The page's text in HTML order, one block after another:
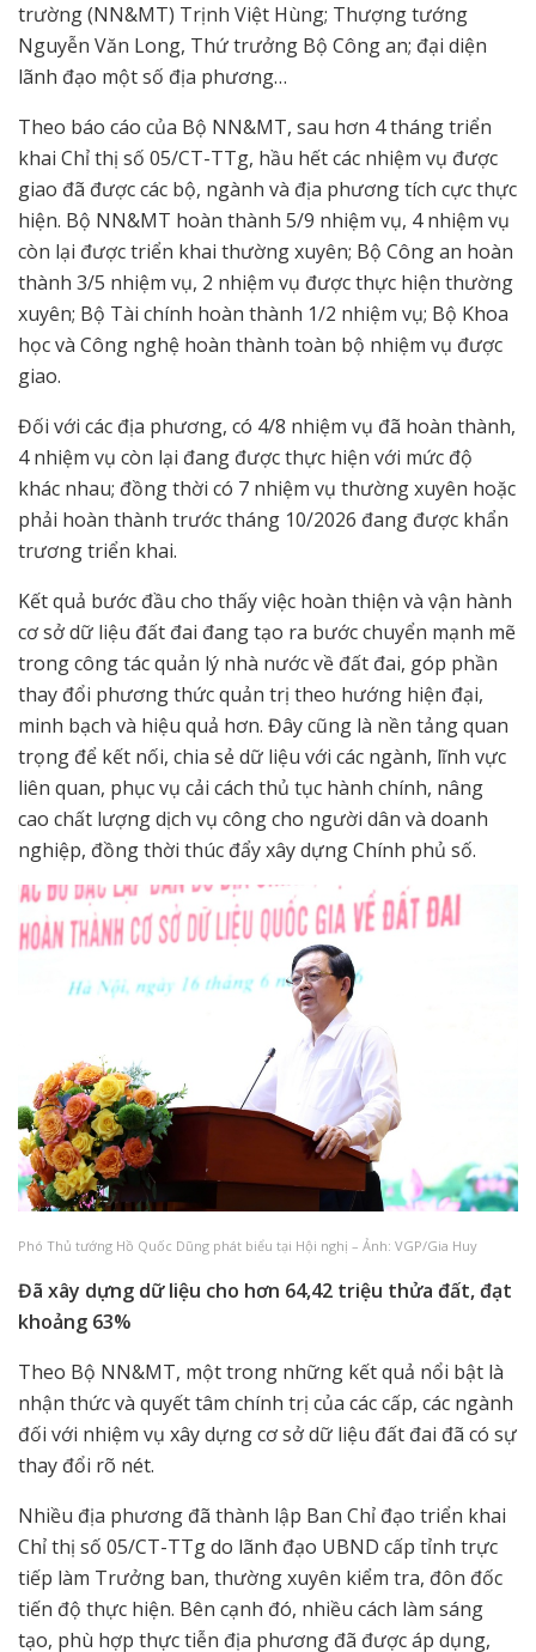
trường (NN&MT) Trịnh Việt Hùng; Thượng tướng
Nguyễn Văn Long, Thứ trưởng Bộ Công an; đại diện
lãnh đạo một số địa phương…
Theo báo cáo của Bộ NN&MT, sau hơn 4 tháng triển
khai Chỉ thị số 05/CT-TTg, hầu hết các nhiệm vụ được
giao đã được các bộ, ngành và địa phương tích cực thực
hiện. Bộ NN&MT hoàn thành 5/9 nhiệm vụ, 4 nhiệm vụ
còn lại được triển khai thường xuyên; Bộ Công an hoàn
thành 3/5 nhiệm vụ, 2 nhiệm vụ được thực hiện thường
xuyên; Bộ Tài chính hoàn thành 1/2 nhiệm vụ; Bộ Khoa
học và Công nghệ hoàn thành toàn bộ nhiệm vụ được
giao.
Đối với các địa phương, có 4/8 nhiệm vụ đã hoàn thành,
4 nhiệm vụ còn lại đang được thực hiện với mức độ
khác nhau; đồng thời có 7 nhiệm vụ thường xuyên hoặc
phải hoàn thành trước tháng 10/2026 đang được khẩn
trương triển khai.
Kết quả bước đầu cho thấy việc hoàn thiện và vận hành
cơ sở dữ liệu đất đai đang tạo ra bước chuyển mạnh mẽ
trong công tác quản lý nhà nước về đất đai, góp phần
thay đổi phương thức quản trị theo hướng hiện đại,
minh bạch và hiệu quả hơn. Đây cũng là nền tảng quan
trọng để kết nối, chia sẻ dữ liệu với các ngành, lĩnh vực
liên quan, phục vụ cải cách thủ tục hành chính, nâng
cao chất lượng dịch vụ công cho người dân và doanh
nghiệp, đồng thời thúc đẩy xây dựng Chính phủ số.
Phó Thủ tướng Hồ Quốc Dũng phát biểu tại Hội nghị – Ảnh: VGP/Gia Huy
Đã xây dựng dữ liệu cho hơn 64,42 triệu thửa đất,đạt
khoảng 63%
Theo Bộ NN&MT, một trong những kết quả nổi bật là
nhận thức và quyết tâm chính trị của các cấp, các ngành
đối với nhiệm vụ xây dựng cơ sở dữ liệu đất đai đã có sự
thay đổi rõ nét.
Nhiều địa phương đã thành lập Ban Chỉ đạo triển khai
Chỉ thị số 05/CT-TTg do lãnh đạo UBND cấp tỉnh trực
tiếp làm Trưởng ban, thường xuyên kiểm tra, đôn đốc
tiến độ thực hiện. Bên cạnh đó, nhiều cách làm sáng
tạo, phù hợp thực tiễn địa phương đã được áp dụng,